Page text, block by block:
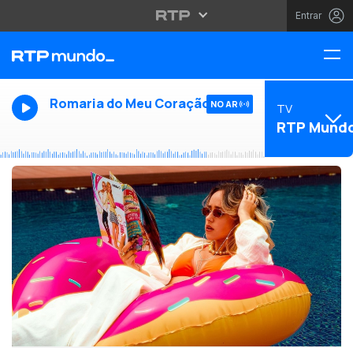
Entrar
Romaria do Meu Coração NO AR TV
RTP